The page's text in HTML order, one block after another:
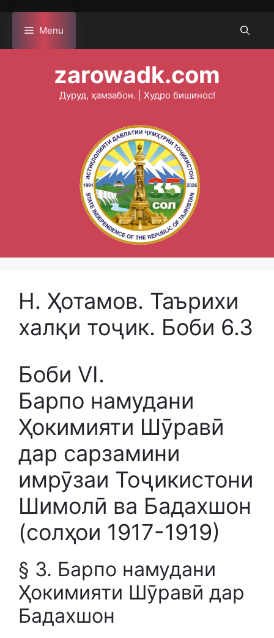
content
Menu
zarowadk.com
Дуруд, ҳамзабон. | Худро бишинос!
Н. Ҳотамов. Таърихи
халқи тоҷик. Боби 6.3
Боби VI.
Барпо намудани
Ҳокимияти Шӯравӣ
дар сарзамини
имрӯзаи Тоҷикистони
Шимолӣ ва Бадахшон
(солҳои 1917-1919)
§ 3. Барпо намудани
Ҳокимияти Шӯравӣ дар
Бадахшон